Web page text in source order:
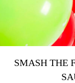
SMASH THE